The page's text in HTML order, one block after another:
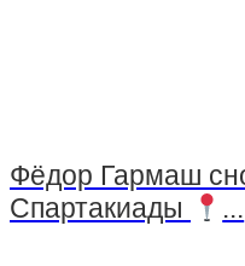
Фёдор Гармаш
Спартакиады
...